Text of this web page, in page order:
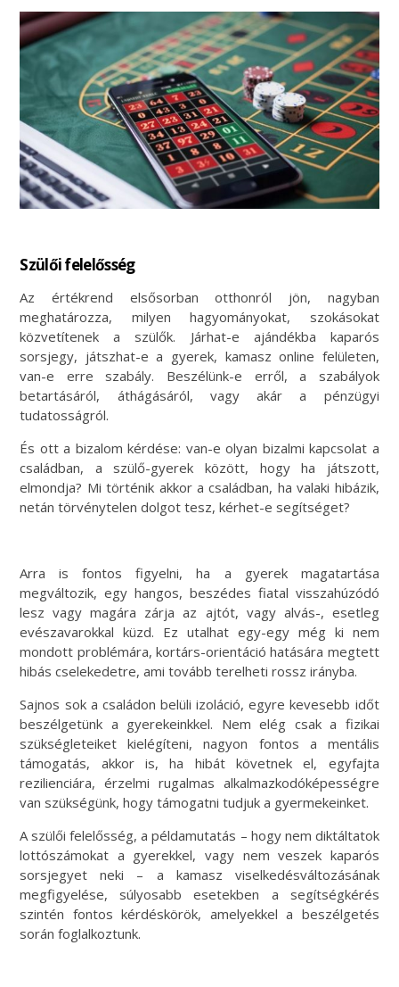
Szülői felelősség
Az értékrend elsősorban otthonról jön, nagyban
meghatározza, milyen hagyományokat, szokásokat
közvetítenek a szülők. Járhat-e ajándékba kaparós
sorsjegy, játszhat-e a gyerek, kamasz online felületen,
van-e erre szabály. Beszélünk-e erről, a szabályok
betartásáról, áthágásáról, vagy akár a pénzügyi
tudatosságról.
És ott a bizalom kérdése: van-e olyan bizalmi kapcsolat a
családban, a szülő-gyerek között, hogy ha játszott,
elmondja? Mi történik akkor a családban, ha valaki hibázik,
netán törvénytelen dolgot tesz, kérhet-e segítséget?
Arra is fontos figyelni, ha a gyerek magatartása
megváltozik, egy hangos, beszédes fiatal visszahúzódó
lesz vagy magára zárja az ajtót, vagy alvás-, esetleg
evészavarokkal küzd. Ez utalhat egy-egy még ki nem
mondott problémára, kortárs-orientáció hatására megtett
hibás cselekedetre, ami tovább terelheti rossz irányba.
Sajnos sok a családon belüli izoláció, egyre kevesebb időt
beszélgetünk a gyerekeinkkel. Nem elég csak a fizikai
szükségleteiket kielégíteni, nagyon fontos a mentális
támogatás, akkor is, ha hibát követnek el, egyfajta
rezilienciára, érzelmi rugalmas alkalmazkodóképességre
van szükségünk, hogy támogatni tudjuk a gyermekeinket.
A szülői felelősség, a példamutatás – hogy nem diktáltatok
lottószámokat a gyerekkel, vagy nem veszek kaparós
sorsjegyet neki – a kamasz viselkedésváltozásának
megfigyelése, súlyosabb esetekben a segítségkérés
szintén fontos kérdéskörök, amelyekkel a beszélgetés
során foglalkoztunk.